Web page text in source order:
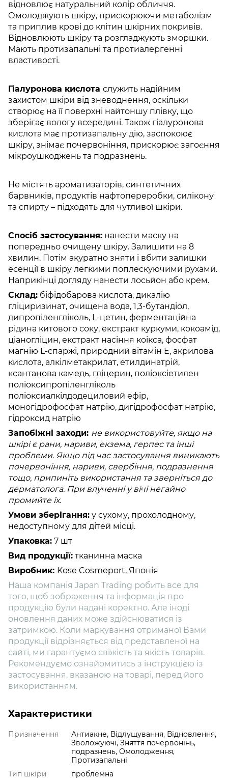
відновлює натуральний колір обличчя.
Омолоджують шкіру, прискорюючи метаболізм
та приплив крові до клітин шкірних покривів.
Відновлюють шкіру та розгладжують зморшки.
Мають протизапальні та протиалергенні
властивості.
Гіалуронова кислота служить надійним
захистом шкіри від зневоднення, оскільки
створює на її поверхні найтоншу плівку, що
зберігає вологу всередині. Також гіалуронова
кислота має протизапальну дію, заспокоює
шкіру, знімає почервоніння, прискорює загоєння
мікроушкоджень та подразнень.
Не містять ароматизаторів, синтетичних
барвників, продуктів нафтопереробки, силікону
та спирту – підходять для чутливої ​​шкіри.
Спосіб застосування: нанести маску на
попередньо очищену шкіру. Залишити на 8
хвилин. Потім акуратно зняти і вбити залишки
есенції в шкіру легкими поплескуючими рухами.
Наприкінці догляду нанести лосьйон або крем.
Склад: біфідобарова кислота, дикалію
гліциризинат, очищена вода, 1,3-бутандіол,
дипропіленгліколь, L-цетин, ферментаційна
рідина китового соку, екстракт куркуми, кокоамід,
ціаногліцин, екстракт насіння коікса, фосфат
магнію L-спаржі, природний вітамін E, акрилова
кислота, алкілметакрилат, етилдинатрій,
ксантанова камедь, гліцерин, поліоксіетилен
поліоксипропіленгліколь
поліоксиалкілдодециловий ефір,
моногідрофосфат натрію, дигідрофосфат натрію,
гідроксид натрію
Запобіжні заходи: не використовуйте, якщо на
шкірі є рани, нариви, екзема, герпес та інші
проблеми. Якщо під час застосування виникають
почервоніння, нариви, свербіння, подразнення
тощо, припиніть використання та зверніться до
дерматолога. При влученні у вічі негайно
промийте їх.
Умови зберігання: у сухому, прохолодному,
недоступному для дітей місці.
Упаковка: 7 шт
Вид продукції: тканинна маска
Виробник: Kose Cosmeport, Японія
Наша компанія Japan Trading робить все для
того, щоб зображення та інформація про
продукцію були надані коректно. Але іноді
оновлення даних може здійснюватися із
затримкою. Коли маркування отриманої Вами
продукції відрізняється від представленої на
сайті, ми гарантуємо свіжість та якість товарів.
Рекомендуємо ознайомитись з інструкцією із
застосування, вказаною на товарі, перед його
використанням.
Характеристики
Призначення
Антиакне, Відлущування, Відновлення,
Зволожуючі, Зняття почервонінь,
подразнень, Омолодження,
Протизапальні
Тип шкіри
проблемна